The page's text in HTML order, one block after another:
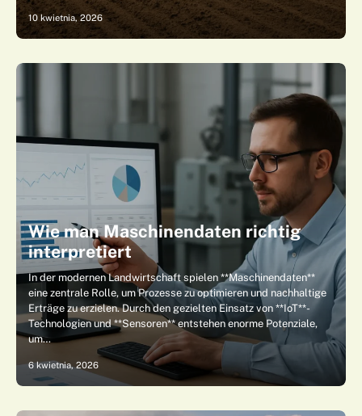
10 kwietnia, 2026
Wie man Maschinendaten richtig
interpretiert
In der modernen Landwirtschaft spielen **Maschinendaten**
eine zentrale Rolle, um Prozesse zu optimieren und nachhaltige
Erträge zu erzielen. Durch den gezielten Einsatz von **IoT**-
Technologien und **Sensoren** entstehen enorme Potenziale,
um…
6 kwietnia, 2026